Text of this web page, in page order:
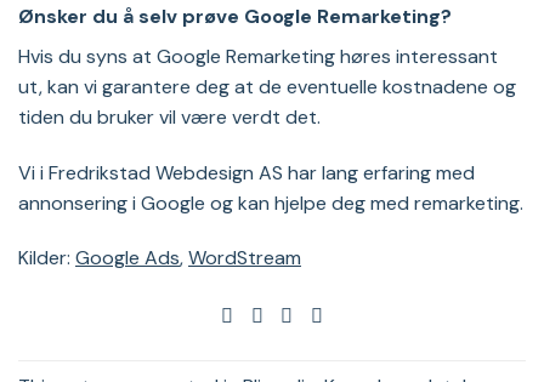
Ønsker du å selv prøve Google Remarketing?
Hvis du syns at Google Remarketing høres interessant
ut, kan vi garantere deg at de eventuelle kostnadene og
tiden du bruker vil være verdt det.
Vi i Fredrikstad Webdesign AS har lang erfaring med
annonsering i Google og kan hjelpe deg med remarketing.
Kilder: Google Ads,WordStream